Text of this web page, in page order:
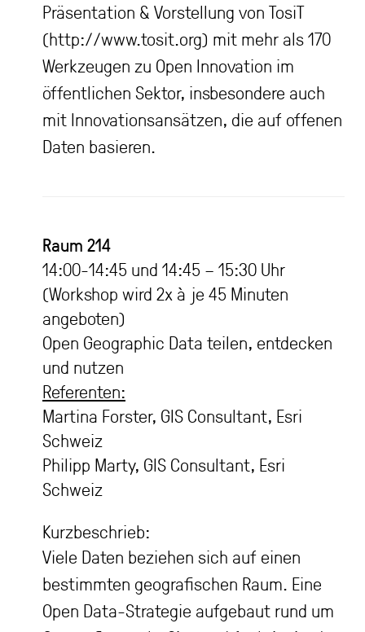
Präsentation & Vorstellung von TosiT
(http://www.tosit.org) mit mehr als 170
Werkzeugen zu Open Innovation im
öffentlichen Sektor, insbesondere auch
mit Innovationsansätzen, die auf offenen
Daten basieren.
Raum 214
14:00-14:45 und 14:45 – 15:30 Uhr
(Workshop wird 2x à je 45 Minuten
angeboten)
Open Geographic Data teilen, entdecken
und nutzen
Referenten:
Martina Forster, GIS Consultant, Esri
Schweiz
Philipp Marty, GIS Consultant, Esri
Schweiz
Kurzbeschrieb:
Viele Daten beziehen sich auf einen
bestimmten geografischen Raum. Eine
Open Data-Strategie aufgebaut rund um